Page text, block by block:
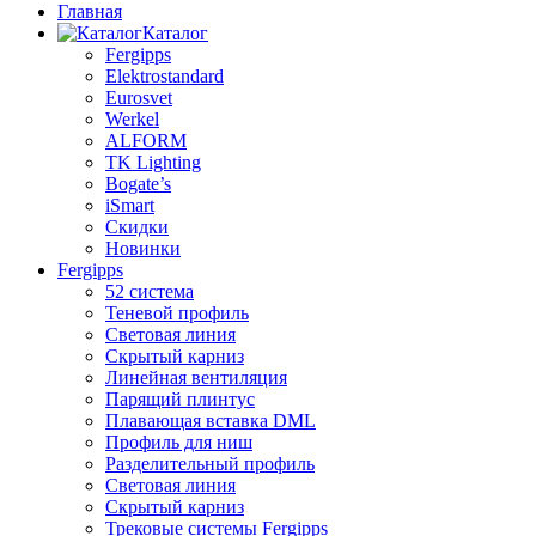
Главная
Каталог
Fergipps
Elektrostandard
Eurosvet
Werkel
ALFORM
TK Lighting
Bogate’s
iSmart
Скидки
Новинки
Fergipps
52 система
Теневой профиль
Световая линия
Скрытый карниз
Линейная вентиляция
Парящий плинтус
Плавающая вставка DML
Профиль для ниш
Разделительный профиль
Световая линия
Скрытый карниз
Трековые системы Fergipps